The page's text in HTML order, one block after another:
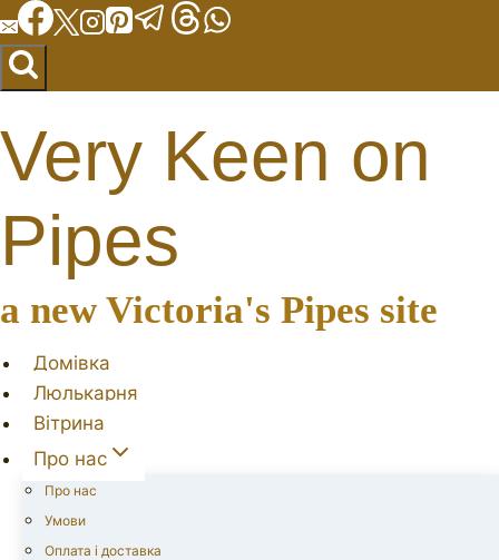
Перейти
до
вмісту
Very Keen on
Pipes
a new Victoria's Pipes site
Домівка
Люлькарня
Вітрина
Про нас
Про нас
Умови
Оплата і доставка